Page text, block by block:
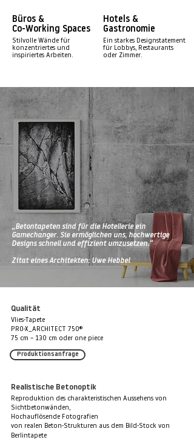
Büros &
Co-Working Spaces
Stilvolle Wände für
konzentriertes und
inspiriertes Arbeiten.
Hotels &
Gastronomie
Ein starkes Designstatement
für Lobbys, Restaurants
oder Zimmer.
„Betontapeten sind für die Hotellerie ein
Gamechanger. Sie ermöglichen uns, hochwertige
Designs schnell und effizient umzusetzen.“
Zitat eines Architekten: Uwe Hebbel
Qualität
Vlies-Tapete
PRO-X_ARCHITECT 750®
75 cm – 130 cm oder one piece
Produktionsanfrage
Realistische Betonoptik
Reproduktion des charakteristischen Aussehens von
Sichtbetonwänden,
Hochauflösende Fotografien
von realen Beton-Strukturen aus dem Bild-Stock von
Berlintapete